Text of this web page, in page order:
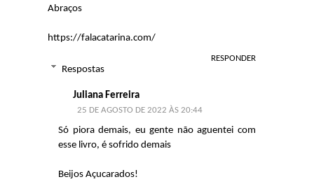
Abraços
https://falacatarina.com/
RESPONDER
Respostas
Juliana Ferreira
25 DE AGOSTO DE 2022 ÀS 20:44
Só piora demais, eu gente não aguentei com
esse livro, é sofrido demais
Beijos Açucarados!